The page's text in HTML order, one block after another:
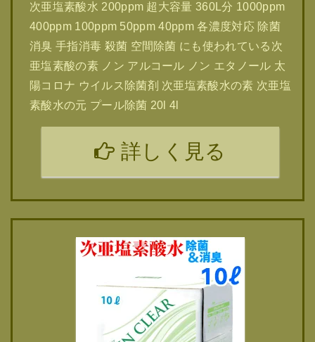
次亜塩素酸水 200ppm 超大容量 360L分 1000ppm
400ppm 100ppm 50ppm 40ppm 各濃度対応 除菌
消臭 手指消毒 殺菌 空間除菌 にも使われている次
亜塩素酸の素 ノン アルコール ノン エタノール 太
陽コロナ ウイルス除菌剤 次亜塩素酸水の素 次亜塩
素酸水の元 プール除菌 20l 4l
詳しく見る